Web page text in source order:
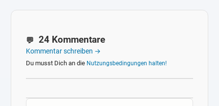
24 Kommentare
Kommentar schreiben →
Du musst Dich an die Nutzungsbedingungen halten!